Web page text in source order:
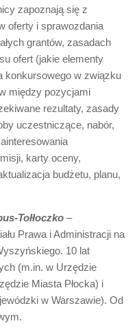
zapoznają się z
oferty i sprawozdania
grantów, zasadach
ofert (jakie elementy
konkursowego w związku
między pozycjami
rezultaty, zasady
uczestniczące, nabór,
karty oceny,
budżetu, planu,
Tołłoczko –
Prawa i Administracji na
10 lat
(m.in. w Urzędzie
Miasta Płocka) i
w Warszawie). Od